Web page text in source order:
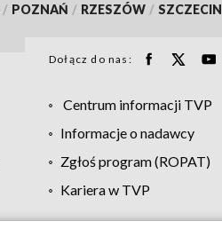
/ POZNAŃ / RZESZÓW / SZCZECIN
Dołącz do nas:
Centrum informacji TVP
Informacje o nadawcy
Zgłoś program (ROPAT)
Kariera w TVP